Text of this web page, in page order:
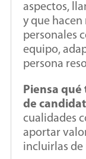
aspectos,
y que hacen
personales
equipo,
persona
Piensa
de
cualidades
aportar
incluirlas de